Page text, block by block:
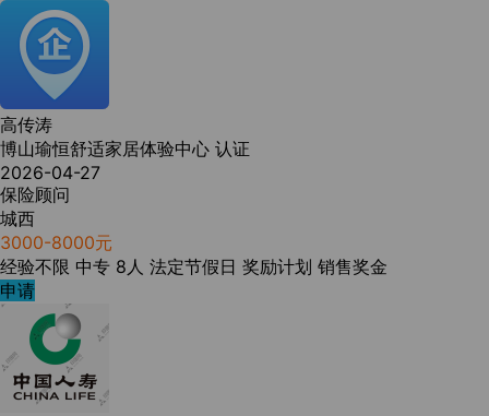
高传涛
博山瑜恒舒适家居体验中心 认证
2026-04-27
保险顾问
城西
3000-8000元
经验不限 中专 8人 法定节假日 奖励计划 销售奖金
申请